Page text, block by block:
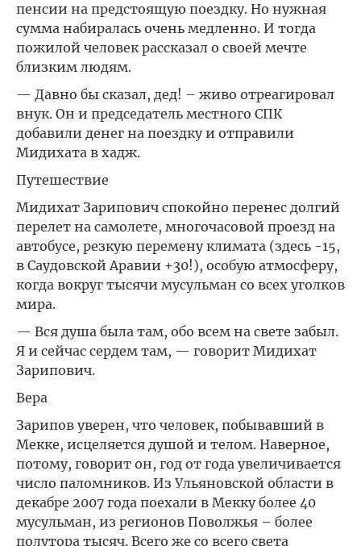
пенсии на предстоящую поездку. Но нужная
сумма набиралась очень медленно. И тогда
пожилой человек рассказал о своей мечте
близким людям.
— Давно бы сказал, дед! – живо отреагировал
внук. Он и председатель местного СПК
добавили денег на поездку и отправили
Мидихата в хадж.
Путешествие
Мидихат Зарипович спокойно перенес долгий
перелет на самолете, многочасовой проезд на
автобусе, резкую перемену климата (здесь -15,
в Саудовской Аравии +30!), особую атмосферу,
когда вокруг тысячи мусульман со всех уголков
мира.
— Вся душа была там, обо всем на свете забыл.
Я и сейчас сердем там, — говорит Мидихат
Зарипович.
Вера
Зарипов уверен, что человек, побывавший в
Мекке, исцеляется душой и телом. Наверное,
потому, говорит он, год от года увеличивается
число паломников. Из Ульяновской области в
декабре 2007 года поехали в Мекку более 40
мусульман, из регионов Поволжья – более
полутора тысяч. Всего же со всего света